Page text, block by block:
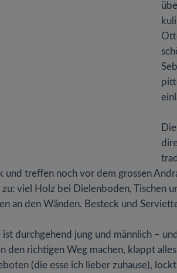
und treffen noch vor dem grossen
zu: viel Holz bei Dielenboden, Tischen
an den Wänden. Besteck und
ist durchgehend jung und männlich –
den richtigen Weg machen, klappt
(die esse ich lieber zuhause),